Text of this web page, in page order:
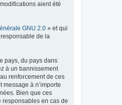
aient été
GNU 2.0 » et qui
de la
pays, du pays dans
à un bannissement
renforcement de ces
à n’importe
Bien que ces
responsables en cas de